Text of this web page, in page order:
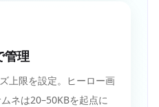
管理
上限を設定。ヒーロー画
ネは20–50KBを起点に